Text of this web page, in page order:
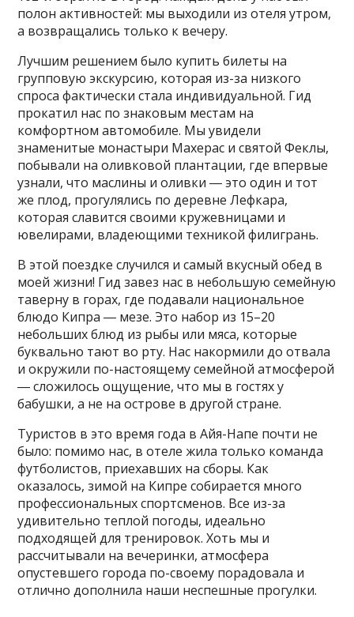
полон активностей: мы выходили из отеля утром,
а возвращались только к вечеру.
Лучшим решением было купить билеты на
групповую экскурсию, которая из-за низкого
спроса фактически стала индивидуальной. Гид
прокатил нас по знаковым местам на
комфортном автомобиле. Мы увидели
знаменитые монастыри Махерас и святой Феклы,
побывали на оливковой плантации, где впервые
узнали, что маслины и оливки ― это один и тот
же плод, прогулялись по деревне Лефкара,
которая славится своими кружевницами и
ювелирами, владеющими техникой филигрань.
В этой поездке случился и самый вкусный обед в
моей жизни! Гид завез нас в небольшую семейную
таверну в горах, где подавали национальное
блюдо Кипра ― мезе. Это набор из 15–20
небольших блюд из рыбы или мяса, которые
буквально тают во рту. Нас накормили до отвала
и окружили по-настоящему семейной атмосферой
― сложилось ощущение, что мы в гостях у
бабушки, а не на острове в другой стране.
Туристов в это время года в Айя-Напе почти не
было: помимо нас, в отеле жила только команда
футболистов, приехавших на сборы. Как
оказалось, зимой на Кипре собирается много
профессиональных спортсменов. Все из-за
удивительно теплой погоды, идеально
подходящей для тренировок. Хоть мы и
рассчитывали на вечеринки, атмосфера
опустевшего города по-своему порадовала и
отлично дополнила наши неспешные прогулки.